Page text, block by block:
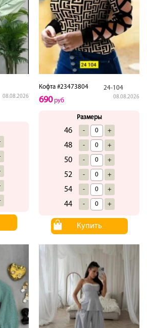
08.08.2026
Кофта #23473804 24-104
08.08.2026
690руб
Размеры
46 - +
48 - +
50 - +
52 - +
54 - +
44 - +
Купить